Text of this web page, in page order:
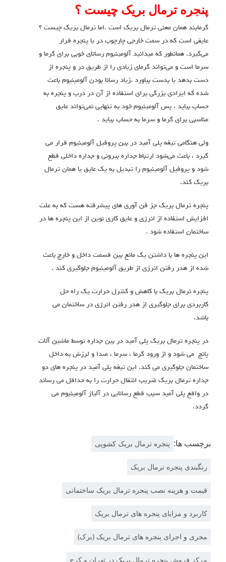
پنجره ترمال بریک چیست ؟
گرمابند همان معنی ترمال بریک است .اما ترمال بریک چیست ؟
عایقی است که در سمت خارجی چارچوب در یا پنجره قرار
می‌گیرد. همانطور که میدانید آلومینیوم رسانای خوبی برای گرما و
سرما است و می‌تواند گرمای زیادی را از طریق در و پنجره از
دست بدهد یا بدست بیاورد .زیاد رسانا بودن آلومینیوم باعث
شده که ایرادی بزرگی برای استفاده از آن در درب و پنجره به
حساب بیاید ، پس آلومینیوم خود به تنهایی نمی‌تواند عایق
مناسبی برای گرما و سرما به حساب بیاید .
ولی هنگامی تیغه پلی آمید در بین پروفیل آلومینیوم قرار می
گیرد ، باعث می‌شود ارتباط جداره بیرونی و جداره داخلی قطع
شود و پروفیل آلومینیوم را تبدیل به یک عایق یا همان ترمال
بریک کند.
پنجره ترمال بریک جز فن آوری های پیشرفته هست که به علت
افزایش استفاده از انرژی و عایق کاری نوین از این پنجره ها در
ساختمان استفاده شود .
این پنجره ها با داشتن یک مانع بین قسمت داخل و خارج باعث
شده از هدر رفتن انرژی از طریق آلومینیوم جلوگیری کند .
پنجره نرمال بریک با کاهش و کنترل حرارت یک راه حل
کاربردی برای جلوگیری از هدر رفتن انرژی در ساختمان می
باشد.
در پنجره ترمال بریک پلی آمید در بین جداره توسط ماشین آلات
پانج می شود و از ورود گرما ، سرما ، صدا و لرزش به داخل
ساختمان جلوگیری می کند. این تیغه پلی آمید در پنجره های دو
جداره ترمال بریک ضریب انتقال حرارت را به حداقل می رساند
در واقع پلی آمید سبب قطع رسانایی در آلیاژ آلومینیوم می
گردد.
برچسب ها: پنجره ترمال بریک کشویی
رنگبندی پنجره ترمال بریک
قیمت و هزینه نصب پنجره ترمال بریک ساختمانی
کاربرد و مزایای پنجره های ترمال بریک
مجری و اجرای پنجره های ترمال بریک (برک)
مرکز فروش پنجره ترمال بریک در تهران و کرج